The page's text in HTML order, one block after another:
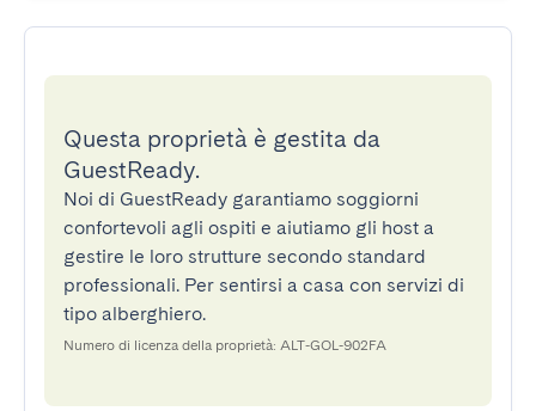
Questa proprietà è gestita da
GuestReady.
Noi di GuestReady garantiamo soggiorni
confortevoli agli ospiti e aiutiamo gli host a
gestire le loro strutture secondo standard
professionali. Per sentirsi a casa con servizi di
tipo alberghiero.
Numero di licenza della proprietà: ALT-GOL-902FA